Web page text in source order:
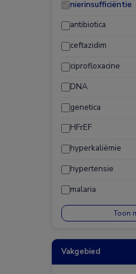
nierinsufficiëntie
antibiotica
ceftazidim
ciprofloxacine
DNA
genetica
HFrEF
hyperkaliëmie
hypertensie
malaria
Toon
Vakgebied